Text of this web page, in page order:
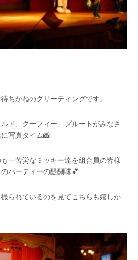
ちかねのグリーティングです。
ド、グーフィー、プルートがみなさ
写真タイム📸
一苦労なミッキー達を組合員の皆様
パーティーの醍醐味💕
られているのを見てこちらも嬉しか